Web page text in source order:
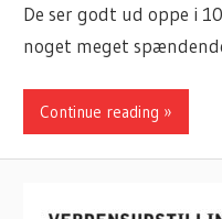
De ser godt ud oppe i
noget meget
Continue reading »